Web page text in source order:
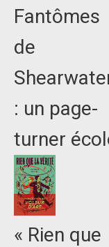
Fantômes
de
: un page-
turner
« Rien que